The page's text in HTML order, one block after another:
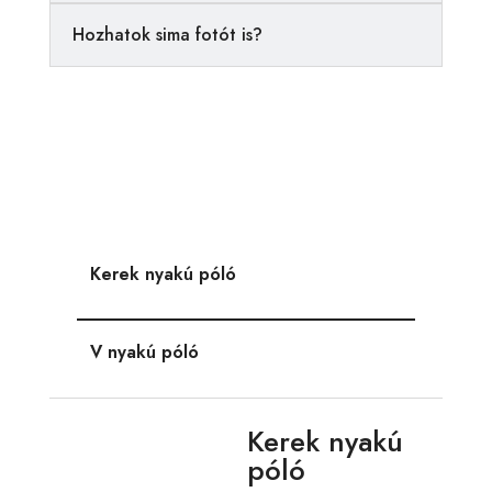
Hozhatok sima fotót is?
Kerek nyakú póló
V nyakú póló
Kerek nyakú
póló